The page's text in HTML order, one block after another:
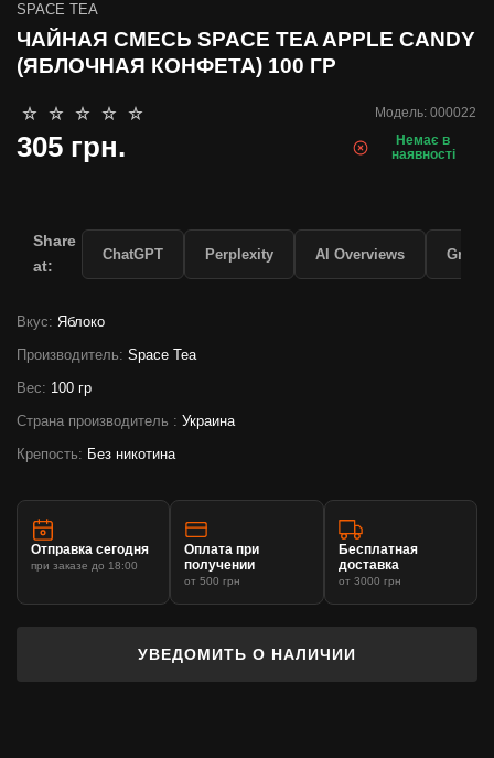
Модель: 000022
SPACE TEA
ЧАЙНАЯ СМЕСЬ SPACE TEA APPLE CANDY
(ЯБЛОЧНАЯ КОНФЕТА) 100 ГР
Немає в
наявності
305 грн.
Вкус: Яблоко
Производитель: Space Tea
Вес: 100 гр
Страна производитель : Украина
Крепость: Без никотина
УВЕДОМИТЬ О НАЛИЧИИ
Отправка сегодня
при заказе до 18:00
Оплата при
получении
от 500 грн
Бесплатная
доставка
от 3000 грн
Share
at:
ChatGPT Perplexity AI Overviews Grok